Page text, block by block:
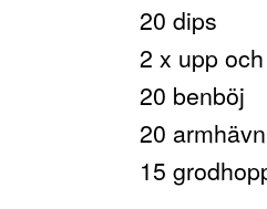
20 dips
2 x upp
20 benböj
20
15